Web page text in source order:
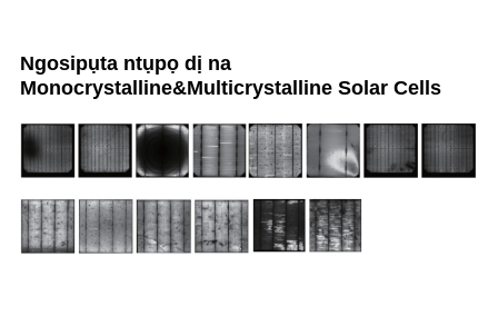
Ngosipụta ntụpọ dị na
Monocrystalline&Multicrystalline Solar Cells